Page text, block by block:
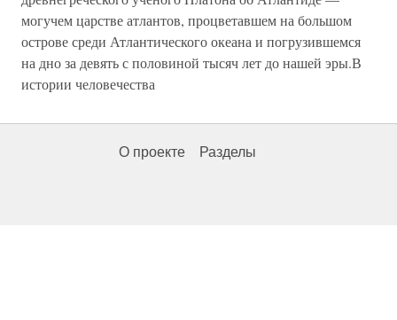
могучем царстве атлантов, процветавшем на большом
острове среди Атлантического океана и погрузившемся
на дно за девять с половиной тысяч лет до нашей эры.В
истории человечества
О проекте Разделы